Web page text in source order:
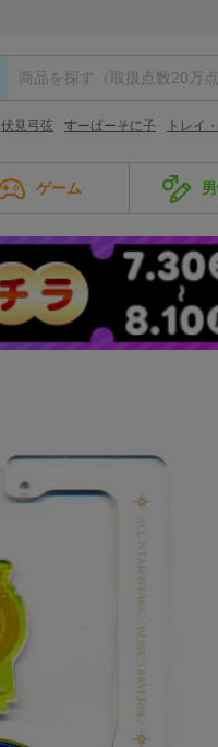
伏見弓弦 すーぱーそに子 トレイ
ゲーム